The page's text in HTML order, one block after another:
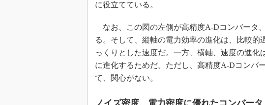
に役立てている。
なお、この図の左側が高精度A-Dコンバータ
る。そして、縦軸の電力効率の進化は、比較的
っくりとした速度だ。一方、横軸、速度の進化
に進化するためだ。ただし、高精度A-Dコンバ
て、関心がない。
ノイズ密度、電力密度に優れたコンバータ